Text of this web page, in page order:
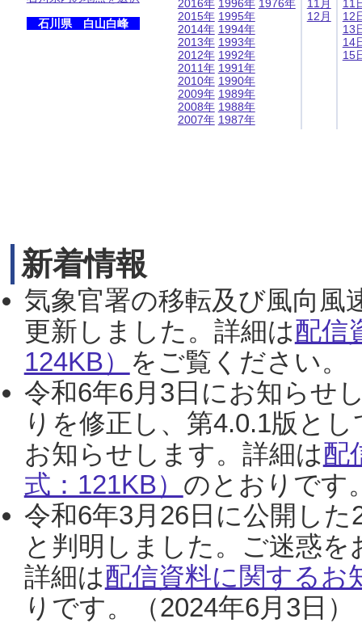
石川県 白山白峰
2016年
2015年
2014年
2013年
2012年
2011年
2010年
2009年
2008年
2007年
1996年
1995年
1994年
1993年
1992年
1991年
1990年
1989年
1988年
1987年
1976年
11月
12月
11
12
13
14
15
新着情報
気象官署の移転及び風向風
更新しました。詳細は配信
124KB） をご覧ください。
令和6年6月3日にお知らせ
りを修正し、第4.0.1版と
お知らせします。詳細は配
式：121KB） のとおりです
令和6年3月26日に公開し
と判明しました。ご迷惑
詳細は配信資料に関するお
りです。（2024年6月3日）